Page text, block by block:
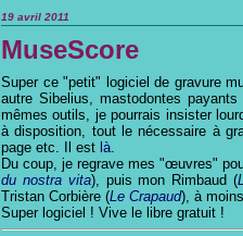
19 avril 2011
MuseScore
Super ce "petit" logiciel de gravure
autre Sibelius, mastodontes
mêmes outils, je pourrais insister
à disposition, tout le nécessaire à
page etc. Il est là.
Du coup, je regrave mes "œuvres"
du nostra vita), puis mon Rimbaud (
Tristan Corbière (Le Crapaud), à
Super logiciel ! Vive le libre gratuit !